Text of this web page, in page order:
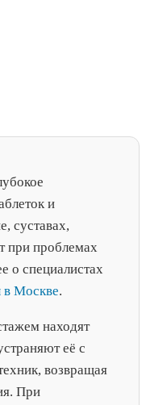
и
суставах,
при проблемах
о специалистах
в Москве.
находят
её с
возвращая
При